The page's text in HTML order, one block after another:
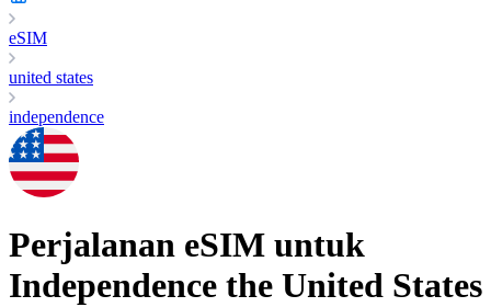
eSIM
united states
independence
Perjalanan eSIM untuk
Independence the United States